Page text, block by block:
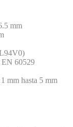
mm
EN 60529
mm hasta 5 mm